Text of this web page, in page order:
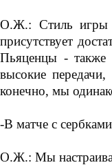
О.Ж.: Стиль игры
присутствует
Пьяценцы - также
высокие
конечно, мы
-В матче с
О.Ж.: Мы